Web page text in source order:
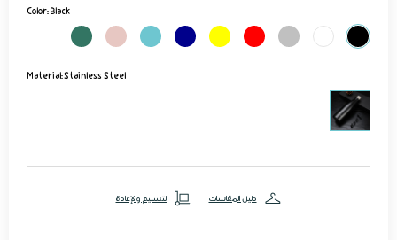
Color:Black
Material:Stainless Steel
دليل المقاسات التسليم والإعادة